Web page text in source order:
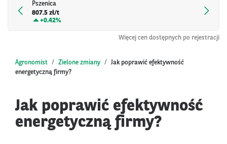
Pszenica
807.5 zł/t
+0.42%
Więcej cen dostępnych po rejestracji
Agronomist Zielone zmiany
Jak poprawić efektywność
energetyczną firmy?
Jak poprawić efektywność
energetyczną firmy?